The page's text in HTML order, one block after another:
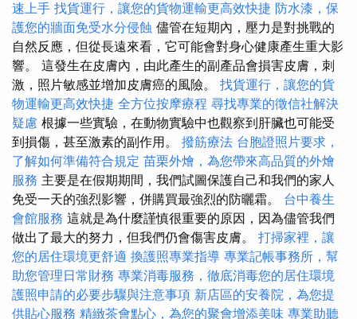
速上手 找貨運行，讓您的貨物運輸更高效快捷 防水漆，保
護您的牆面免受水分侵蝕 儘管在短期內，壓力是對挑戰的
自然反應，但從長遠來看，它可能會對身心健康產生重大影
響。 這發生在皮膚內，由此產生的副產品會損害皮膚，刺
激，照片敏感並增加皮膚癌的風險。 找貨運行，讓您的貨
物運輸更高效快捷 全方位按摩療程 尋找專業的徵信社解決
疑慮 根據一些實驗，在動物實驗中也觀察到肝臟也可能受
到損傷，甚至激素的副作用。 撥筋療法 台胞證照片要求，
了解如何準備符合規定 苗栗外燴，為您帶來高品質的外燴
服務 主要是在假期期間，我們試圖保護自己和我們的家人
免受一天的強烈影響，併購買最強烈的防曬霜。 台中養生
會館服務 這就是為什麼謹慎很重要的原因，因為儘管我們
做出了最大的努力，但我們仍會傷害皮膚。 打掃家裡，讓
您的居住環境更舒適 換護照專業指導 專業記帳事務所，幫
助您管理日常財務 專業消毒服務，徹底消毒您的居住環境
護照申請的必要步驟與注意事項 新店區的安養院，為您提
供貼心服務 精緻茶會點心，為您的聚會增添美味 專業助聽